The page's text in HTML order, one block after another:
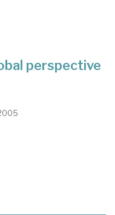
perspective